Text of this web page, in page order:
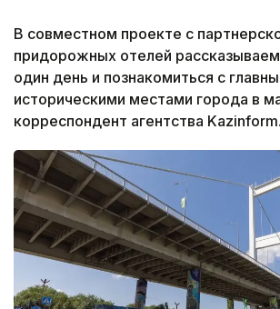
В совместном проекте с
придорожных отелей
один день и познакомиться с
историческими местами города в
корреспондент агентства Kazinform.